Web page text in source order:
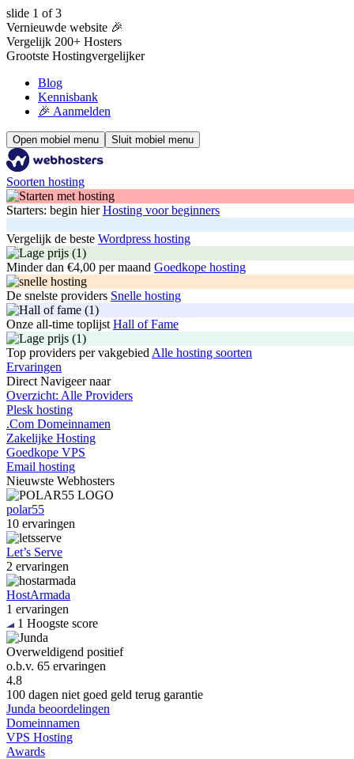
slide 1 of 3
Vernieuwde website 🎉
Vergelijk 200+ Hosters
Grootste Hostingvergelijker
Blog
Kennisbank
🎉 Aanmelden
Open mobiel menu Sluit mobiel menu
Soorten hosting
Starters: begin hierHosting voor beginners
Vergelijk de beste Wordpress hosting
Minder dan €4,00 per maand Goedkope hosting
De snelste providers Snelle hosting
Onze all-time toplijst Hall of Fame
Top providers per vakgebied Alle hosting soorten
Ervaringen
Direct Navigeer naar
Overzicht: Alle Providers
Plesk hosting
.Com Domeinnamen
Zakelijke Hosting
Goedkope VPS
Email hosting
Nieuwste Webhosters
polar55
10 ervaringen
Let’s Serve
2 ervaringen
HostArmada
1 ervaringen
1 Hoogste score
Overweldigend positief
o.b.v. 65 ervaringen
4.8
100 dagen niet goed geld terug garantie
Junda beoordelingen
Domeinnamen
VPS Hosting
Awards